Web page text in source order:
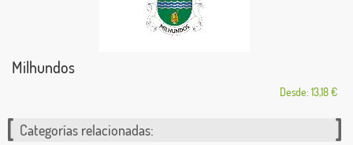
Milhundos
Desde: 13,18 €
Categorías relacionadas: